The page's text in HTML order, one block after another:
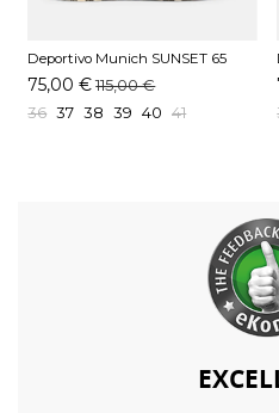
Deportivo Munich SUNSET 65
Beige
75,00 € 115,00 €
36 37 38 39 40 41